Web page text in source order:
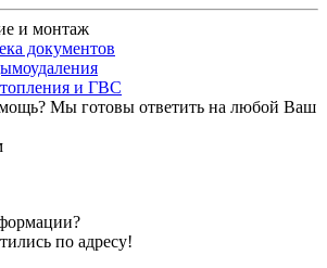
и монтаж
документов
и ГВС
Мы готовы ответить на любой Ваш
по адресу!